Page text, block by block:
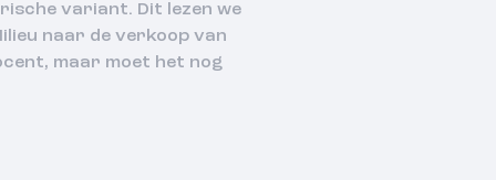
variant. Dit lezen we
naar de verkoop van
maar moet het nog